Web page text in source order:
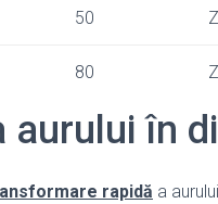
50
80
aurului în
rapidă a